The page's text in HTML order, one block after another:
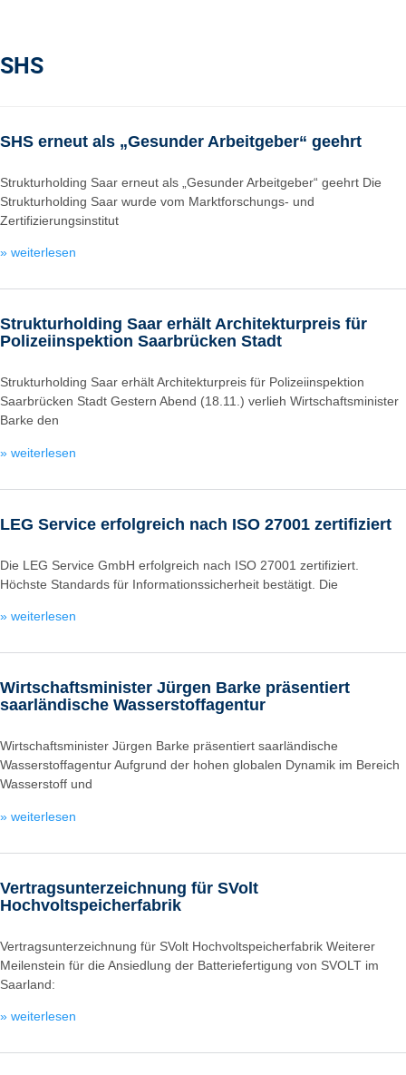
SHS
SHS erneut als „Gesunder Arbeitgeber“ geehrt
Strukturholding Saar erneut als „Gesunder Arbeitgeber“ geehrt Die
Strukturholding Saar wurde vom Marktforschungs- und
Zertifizierungsinstitut
» weiterlesen
Strukturholding Saar erhält Architekturpreis für
Polizeiinspektion Saarbrücken Stadt
Strukturholding Saar erhält Architekturpreis für Polizeiinspektion
Saarbrücken Stadt Gestern Abend (18.11.) verlieh Wirtschaftsminister
Barke den
» weiterlesen
LEG Service erfolgreich nach ISO 27001 zertifiziert
Die LEG Service GmbH erfolgreich nach ISO 27001 zertifiziert.
Höchste Standards für Informationssicherheit bestätigt. Die
» weiterlesen
Wirtschaftsminister Jürgen Barke präsentiert
saarländische Wasserstoffagentur
Wirtschaftsminister Jürgen Barke präsentiert saarländische
Wasserstoffagentur Aufgrund der hohen globalen Dynamik im Bereich
Wasserstoff und
» weiterlesen
Vertragsunterzeichnung für SVolt
Hochvoltspeicherfabrik
Vertragsunterzeichnung für SVolt Hochvoltspeicherfabrik Weiterer
Meilenstein für die Ansiedlung der Batteriefertigung von SVOLT im
Saarland:
» weiterlesen